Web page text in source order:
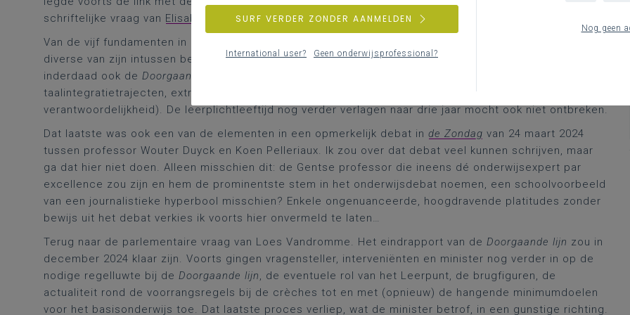
schriftelijke vraag van Elisabeth Meuleman) en met ondersteuning van ouderparticipatie.
Van de vijf fundamenten in het Vlor-advies was het voor de minister slechts een kleine stap naar
diverse van zijn intussen bekende maatregelen en standpunten (de bijkomende kinderverzorgers,
inderdaad ook de Doorgaande lijn
taalintegratietrajecten, extra middelen voor scholen met veel anderstaligen, ouderlijke
verantwoordelijkheid). De leerplichtleeftijd nog verder verlagen naar drie jaar mocht ook niet ontbreken.
Dat laatste was ook een van de elementen in een opmerkelijk debat in de Zondag van 24 maart 2024
tussen professor Wouter Duyck en Koen Pelleriaux. Ik zou over dat debat veel kunnen schrijven, maar
ga dat hier niet doen. Alleen misschien dit: de Gentse professor die ineens dé onderwijsexpert par
excellence zou zijn en hem de prominentste stem in het onderwijsdebat noemen, een schoolvoorbeeld
van een journalistieke hyperbool misschien? Enkele ongenuanceerde, hoogdravende platitudes zonder
bewijs uit het debat verkies ik voorts hier onvermeld te laten…
Terug naar de parlementaire vraag van Loes Vandromme. Het eindrapport van de Doorgaande lijn zou in
december 2024 klaar zijn. Voorts gingen vragensteller, interveniënten en minister nog verder in op de
nodige regelluwte bij de Doorgaande lijn, de eventuele rol van het Leerpunt, de brugfiguren, de
actualiteit rond de voorrangsregels bij de crèches tot en met (opnieuw) de hangende minimumdoelen
voor het basisonderwijs toe. Dat laatste proces verliep, wat de minister betrof, in een gunstige richting.
Nog geen
SURF VERDER ZONDER AANMELDEN
International user? Geen onderwijsprofessional?